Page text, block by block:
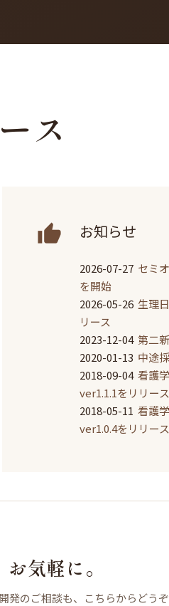
ス
お知らせ
2026-07-27 セミ
を開始
2026-05-26 生理
リース
2023-12-04 第二
2020-01-13 中途
2018-09-04 看護
ver1.1.1をリリース
2018-05-11 看護
ver1.0.4をリリース
気軽に。
発のご相談も、こちらからどうぞ